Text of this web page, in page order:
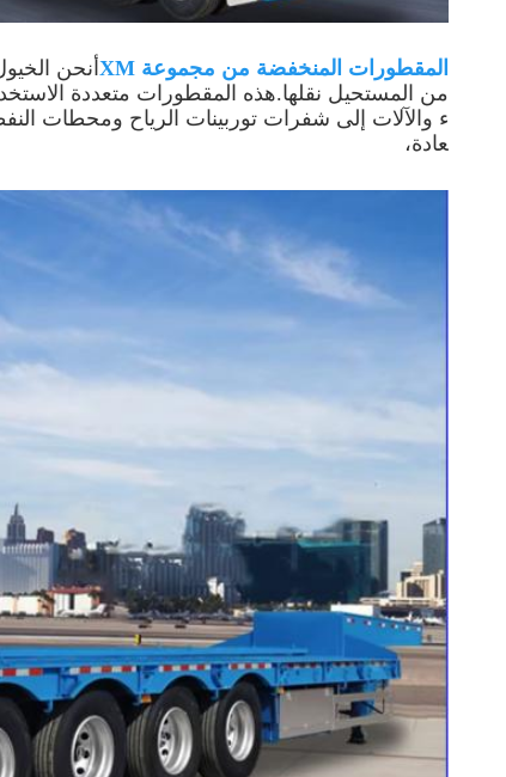
المقطورات المنخفضة من مجموعة XM
نحن
من المستحيل نقلها.هذه المقطورات متعددة
ء والآلات إلى شفرات توربينات الرياح ومحطات
عادة،